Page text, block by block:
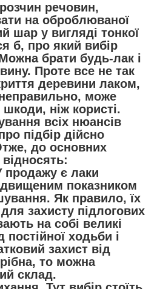
речовин,
на оброблюваної
шар у вигляді тонкої
б, про який вибір
брати будь-лак і
Проте все не так
деревини лаком,
може
ніж користі.
всіх нюансів
підбір дійсно
до основних
відносять:
продажу є лаки
показником
Як правило, їх
захисту підлогових
на собі великі
постійної ходьби і
захист від
то можна
склад.